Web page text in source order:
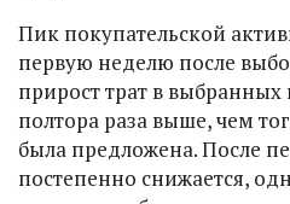
Пик покупательской
первую неделю после
прирост трат в выбранных
полтора раза выше, чем
была предложена. После
постепенно снижается,